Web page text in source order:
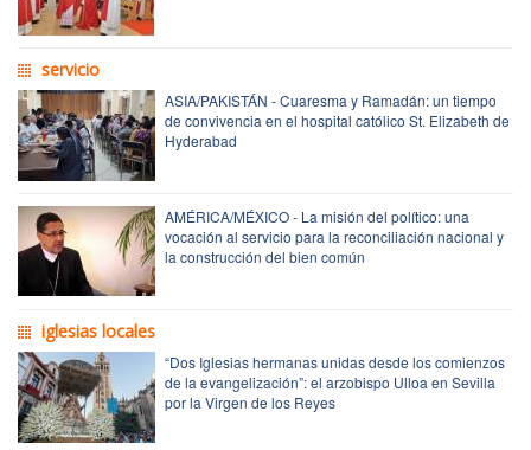
servicio
ASIA/PAKISTÁN - Cuaresma y Ramadán: un tiempo
de convivencia en el hospital católico St. Elizabeth de
Hyderabad
AMÉRICA/MÉXICO - La misión del político: una
vocación al servicio para la reconciliación nacional y
la construcción del bien común
iglesias locales
“Dos Iglesias hermanas unidas desde los comienzos
de la evangelización”: el arzobispo Ulloa en Sevilla
por la Virgen de los Reyes